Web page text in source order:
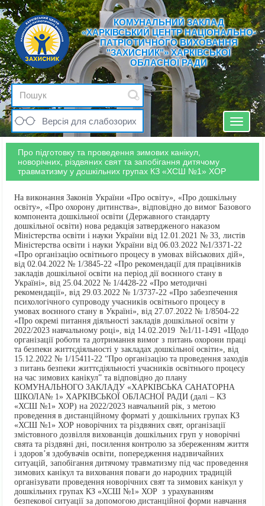
КОМУНАЛЬНИЙ ЗАКЛАД
«ХАРКІВСЬКИЙ ЦЕНТР НАЦІОНАЛЬНО-
ПАТРІОТИЧНОГО ВИХОВАННЯ
"ЗАХИСНИК"» ХАРКІВСЬКОЇ
ОБЛАСНОЇ РАДИ
Версія для слабозорих
Toggle
Про підготовку та проведення зимових канікул,
новорічних, різдвяних свят та запобігання дитячому
травматизму у дошкільних групах КЗ «ХСШ №1» ХОР
На виконання Законів України «Про освіту», «Про дошкільну
освіту», «Про охорону дитинства», відповідно до вимог Базового
компонента дошкільної освіти (Державного стандарту
дошкільної освіти) нова редакція затвердженого наказом
Міністерства освіти і науки України від 12.01.2021 № 33, листів
Міністерства освіти і науки України від 06.03.2022 №1/3371-22
«Про організацію освітнього процесу в умовах військових дій»,
від 02.04.2022 № 1/3845-22 «Про рекомендації для працівників
закладів дошкільної освіти на період дії воєнного стану в
Україні», від 25.04.2022 № 1/4428-22 «Про методичні
рекомендації», від 29.03.2022 № 1/3737-22 «Про забезпечення
психологічного супроводу учасників освітнього процесу в
умовах воєнного стану в Україні», від 27.07.2022 № 1/8504-22
«Про окремі питання діяльності закладів дошкільної освіти у
2022/2023 навчальному році», від 14.02.2019 №1/11-1491 «Щодо
організації роботи та дотримання вимог з питань охорони праці
та безпеки життєдіяльності у закладах дошкільної освіти», від
15.12.2022 № 1/15411-22 “Про організацію та проведення заходів
з питань безпеки життєдіяльності учасників освітнього процесу
на час зимових канікул” та відповідно до плану
КОМУНАЛЬНОГО ЗАКЛАДУ «ХАРКІВСЬКА САНАТОРНА
ШКОЛА№ 1» ХАРКІВСЬКОЇ ОБЛАСНОЇ РАДИ (далі – КЗ
«ХСШ №1» ХОР) на 2022/2023 навчальний рік, з метою
проведення в дистанційному форматі у дошкільних групах КЗ
«ХСШ №1» ХОР новорічних та різдвяних свят, організації
змістовного дозвілля вихованців дошкільних груп у новорічні
свята та різдвяні дні, посилення контролю за збереженням життя
і здоров’я здобувачів освіти, попередження надзвичайних
ситуацій, запобігання дитячому травматизму під час проведення
зимових канікул та виховання поваги до народних традицій
організувати проведення новорічних свят та зимових канікул у
дошкільних групах КЗ «ХСШ №1» ХОР з урахуванням
безпекової ситуації за допомогою дистанційної форми навчання